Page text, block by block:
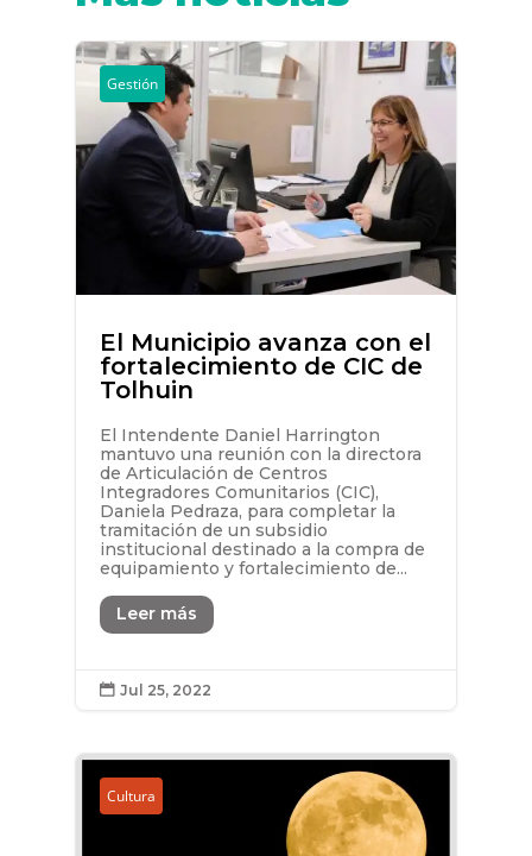
Gestión
El Municipio avanza con el
fortalecimiento de CIC de
Tolhuin
El Intendente Daniel Harrington
mantuvo una reunión con la directora
de Articulación de Centros
Integradores Comunitarios (CIC),
Daniela Pedraza, para completar la
tramitación de un subsidio
institucional destinado a la compra de
equipamiento y fortalecimiento de...
Leer más
 Jul 25, 2022
Cultura